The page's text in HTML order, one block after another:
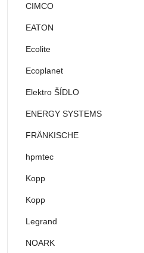
CIMCO
EATON
Ecolite
Ecoplanet
Elektro ŠÍDLO
ENERGY SYSTEMS
FRÄNKISCHE
hpmtec
Kopp
Kopp
Legrand
NOARK